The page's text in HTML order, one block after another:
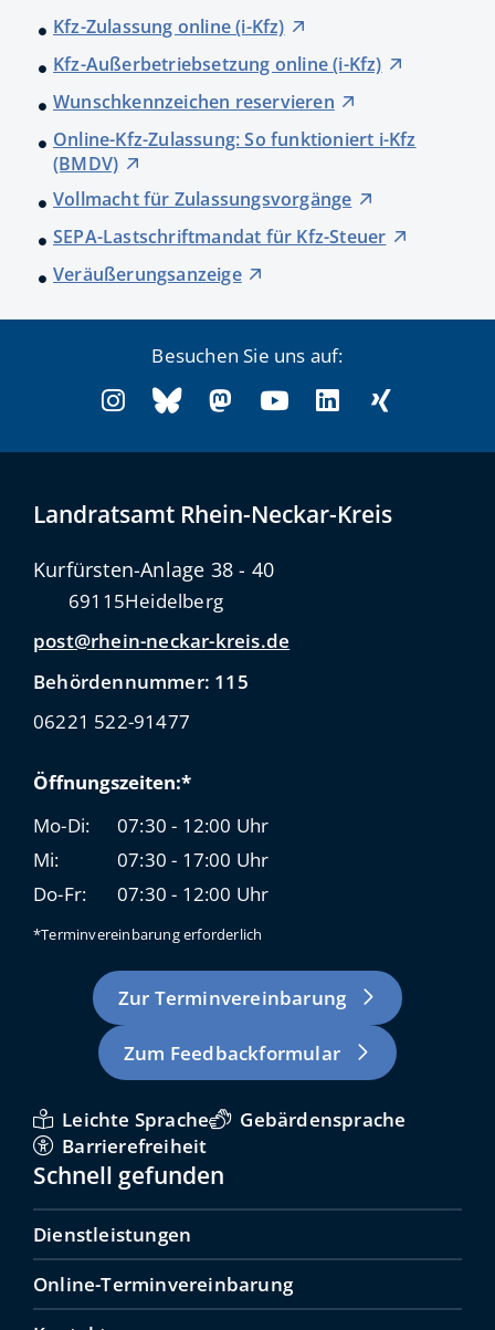
Kfz-Zulassung online (i-Kfz)
Kfz-Außerbetriebsetzung online (i-Kfz)
Wunschkennzeichen reservieren
Online-Kfz-Zulassung: So funktioniert i-Kfz
(BMDV)
Vollmacht für Zulassungsvorgänge
SEPA-Lastschriftmandat für Kfz-Steuer
Veräußerungsanzeige
Besuchen Sie uns auf:
Landratsamt Rhein-Neckar-Kreis
Kurfürsten-Anlage 38 - 40
69115Heidelberg
post@rhein-neckar-kreis.de
Behördennummer: 115
06221 522-91477
Öffnungszeiten:*
Mo-Di:
07:30 - 12:00 Uhr
Mi:
07:30 - 17:00 Uhr
Do-Fr:
07:30 - 12:00 Uhr
*Terminvereinbarung erforderlich
Zur Terminvereinbarung
Zum Feedbackformular
Leichte Sprache
Gebärdensprache
Barrierefreiheit
Schnell gefunden
Dienstleistungen
Online-Terminvereinbarung